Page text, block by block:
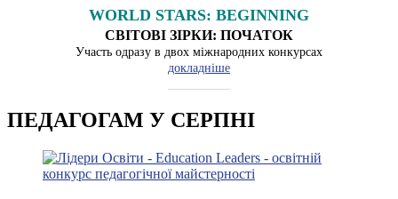
WORLD STARS: BEGINNING
СВІТОВІ ЗІРКИ: ПОЧАТОК
Участь одразу в двох міжнародних конкурсах
докладніше
ПЕДАГОГАМ У СЕРПНІ